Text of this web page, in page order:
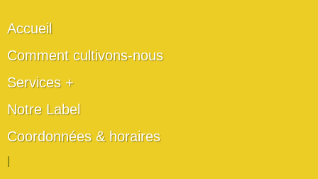
Accueil
Comment cultivons-nous
Services +
Notre Label
Coordonnées & horaires